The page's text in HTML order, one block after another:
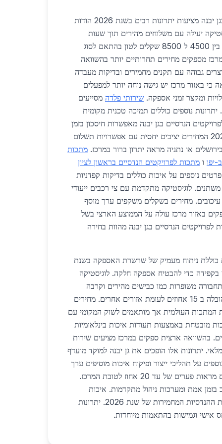
מתכות לפרויקטים הנדסיים בגן יבנה מציעות יתרונות רבים בשנת 2026 הודות
יעילה עם משלוחים מהירים תוך שעות
ספורות. מחירי המתכות נעים בין 4500 ל 8500 שקלים לטון בהתאם לסוג
מספקים מחירים תחרותיים יותר בהשוואה
גבוהה עם תקנים מחמירים ובדיקות מעבדה
באזור מרכז יש גישה נוחה יותר למפעלים
ומקצר זמני אספקה. שירותי פלדה מסייעים
נוספים כוללים תמיכה טכנית מקומית
הנדסיים בגן יבנה מאפשרות חיסכון בזמן
ובעלויות לוגיסטיות. בשנת 2026 המחירים יציבים יחסית עם אפשרויות תשלום
או נתניה מראה יתרון ברור במרכז. מתכות
יפו ו מתכות לפרויקטים הנדסיים בראשון לציון
נוספים על איכות כוללים בדיקות קפדניות
לוגיסטיקה מתקדמת עם צי רכבים ייעודי
מחירים בשקלים משקפים ערך מוסף
באזור מרכז עולה על הממוצע הארצי בשל
הנדסיים בגן יבנה מהוות בחירה
כוללת ניתוח מעמיק של שרשרת האספקה בשנת
בקפידה כדי להבטיח אספקה חלקה. לוגיסטיקה
משופרות כמו כבישים מהירים וקרבה
לנמלים מה שמפחית עלויות הובלה ב 15 אחוזים לעומת אזורים אחרים. מחירים
המתכות העולמית אך מותאמים לשוק המקומי עם
מובטחת באמצעות תעודות איכות בינלאומיות
בהשוואה ארצית ספקים במרכז מציעים שירות
יתרונות אלו הופכים את גן יבנה למוקד מועדף
על תהליכי ייצור ופיקוח איכות מוסיפים ערך
רב ללקוחות. השוואות מחירים מראות פערים של עד 20 אחוז לטובת המרכז.
בזמן אמת ומערכות ניהול מתקדמות. איכות
המוצרים עומדת בכל הדרישות ההנדסיות המחמירות של שנת 2026. יתרונות
אישי וגמישות בהתאמות מיוחדות.